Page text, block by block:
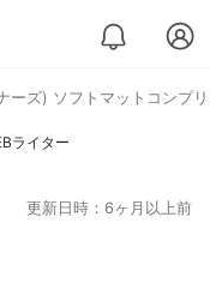
ーズ) ソフトマットコンプ
ライター
更新日時：6ヶ月以上前